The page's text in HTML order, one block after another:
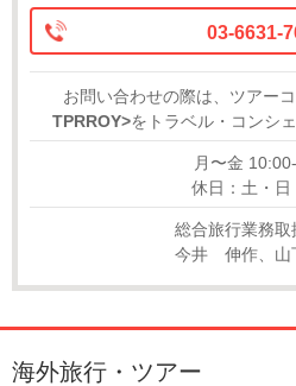
03-6631-
お問い合わせの際は、ツアー
TPRROY>をトラベル・コンシ
月〜金
休日：土・日
総合旅行業務取
今井 伸作、
海外旅行・ツアー